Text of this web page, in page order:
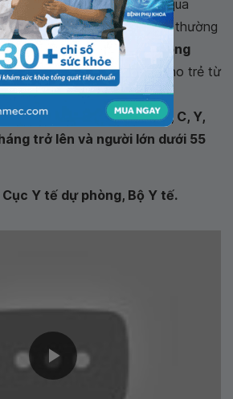
bệnh dịch vì nó lây truyền qua
vì vậy, các chuyên gia y tế thường
xin, đặc biệt là
vắc xin phòng
mô cầu tuýp B,C
dành cho trẻ từ
lớn dưới 45 tuổi hoặc
não mô cầu4 tuýp A, C, Y,
trở lên và người lớn dưới 55
Y tế dự phòng, Bộ Y tế.